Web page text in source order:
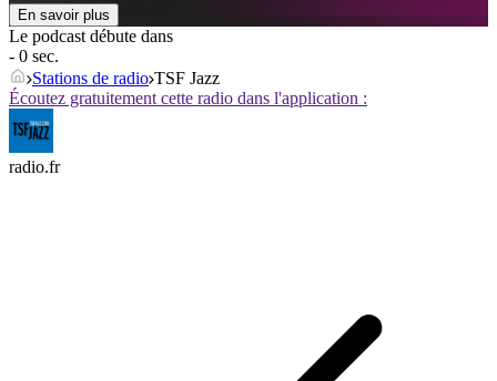
En savoir plus
Le podcast débute dans
- 0 sec.
Stations de radio TSF Jazz
Écoutez gratuitement cette radio dans l'application :
radio.fr